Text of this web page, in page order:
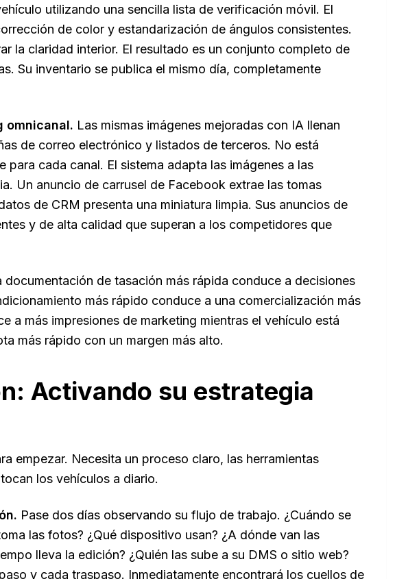
utilizando una sencilla lista de verificación móvil. El
de color y estandarización de ángulos consistentes.
la claridad interior. El resultado es un conjunto completo de
Su inventario se publica el mismo día, completamente
omnicanal. Las mismas imágenes mejoradas con IA llenan
de correo electrónico y listados de terceros. No está
cada canal. El sistema adapta las imágenes a las
Un anuncio de carrusel de Facebook extrae las tomas
de CRM presenta una miniatura limpia. Sus anuncios de
y de alta calidad que superan a los competidores que
de tasación más rápida conduce a decisiones
más rápido conduce a una comercialización más
a más impresiones de marketing mientras el vehículo está
más rápido con un margen más alto.
Activando su estrategia
empezar. Necesita un proceso claro, las herramientas
los vehículos a diario.
Pase dos días observando su flujo de trabajo. ¿Cuándo se
las fotos? ¿Qué dispositivo usan? ¿A dónde van las
lleva la edición? ¿Quién las sube a su DMS o sitio web?
y cada traspaso. Inmediatamente encontrará los cuellos de